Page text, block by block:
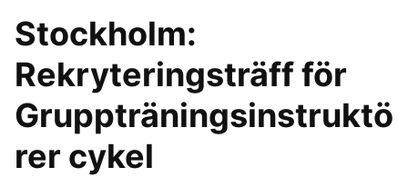
Stockholm:
Rekryteringsträff för
Gruppträningsinstruktö
rer cykel